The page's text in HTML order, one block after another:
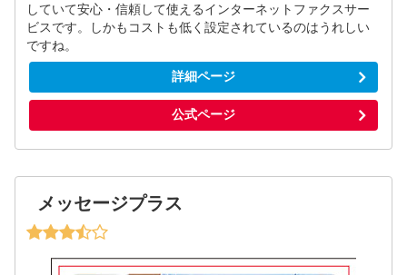
していて安心・信頼して使えるインターネットファクスサー
ビスです。しかもコストも低く設定されているのはうれしい
ですね。
詳細ページ
公式ページ
メッセージプラス